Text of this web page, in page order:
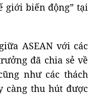
giới biến động” tại
ASEAN với các
đã chia sẻ về
như các thách
càng thu hút được